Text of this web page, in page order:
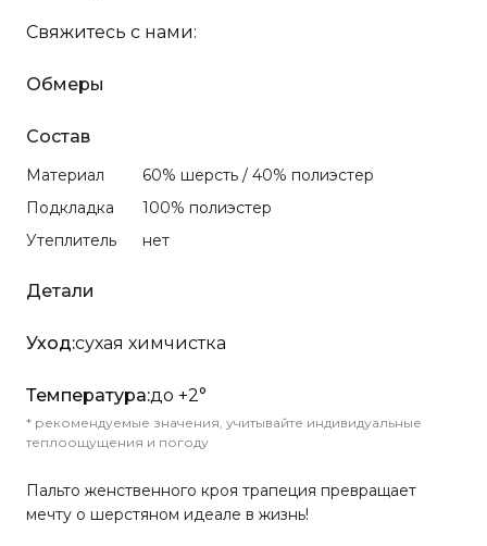
Свяжитесь с нами:
Обмеры
Состав
Материал
60% шерсть / 40% полиэстер
Подкладка
100% полиэстер
Утеплитель
нет
Детали
Уход:сухая химчистка
Температура:до +2°
* рекомендуемые значения, учитывайте индивидуальные
теплоощущения и погоду
Пальто женственного кроя трапеция превращает
мечту о шерстяном идеале в жизнь!